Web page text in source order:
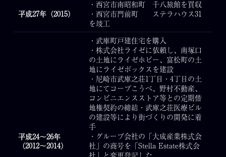
平成27年（2015）
・西宮市南昭和町 千八旅館を買収
・西宮市門前町 ステラハウス31
を竣工
平成24～26年
（2012～2014）
・武庫町戸建住宅を購入
・株式会社ライゼに依頼し、南塚口
の土地にライゼホビー、富松町の土
地にライゼボックスを建設
・尼崎市武庫之荘1丁目・4丁目の土
地にてコープこうべ、野村不動産、
コンビニエンスストア等との定期借
地権契約の締結・武庫之荘医療ビル
の建設等により街づくりの開発に着
手
・グループ会社の「大成産業株式会
社」の商号を「Stella Estate株式会